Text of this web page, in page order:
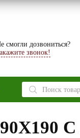
смогли дозвониться?
звонок!
Поиск
товаров